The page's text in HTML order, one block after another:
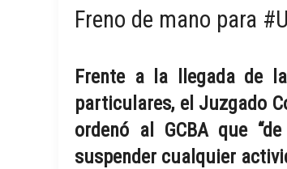
Freno de mano para
Frente a la llegada de
particulares, el Juzgado
ordenó al GCBA que
suspender cualquier